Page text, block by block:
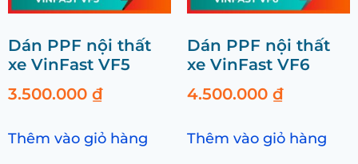
Dán PPF nội thất
xe VinFast VF5
3.500.000 ₫
Thêm vào giỏ hàng
Dán PPF nội thất
xe VinFast VF6
4.500.000 ₫
Thêm vào giỏ hàng